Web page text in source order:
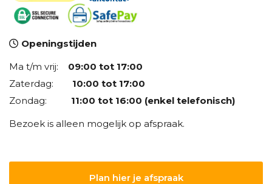
Openingstijden
Ma t/m vrij: 09:00 tot 17:00
Zaterdag: 10:00 tot 17:00
Zondag: 11:00 tot 16:00 (enkel telefonisch)
Bezoek is alleen mogelijk op afspraak.
Plan hier je afspraak